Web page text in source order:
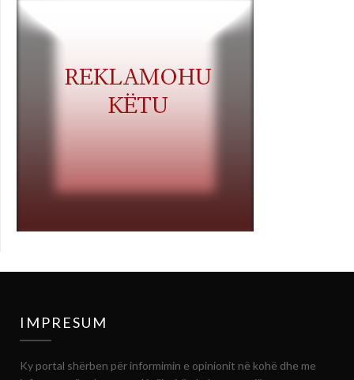
IMPRESUM
Ky portal shërben për informimin e opinionit në kohë dhe me